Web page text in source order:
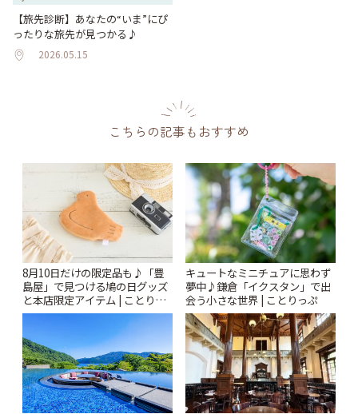
【旅先診断】あなたの“いま”にぴ
ったりな旅先が見つかる♪
2026.05.15
こちらの記事もおすすめ
8月10日だけの限定品も♪「豊
島屋」で見つける鳩の日グッズ
と本店限定アイテム | ことりっ
ぷ
キュートなミニチュアに思わず
夢中♪鎌倉「イクスタン」で出
会う小さな世界 | ことりっぷ